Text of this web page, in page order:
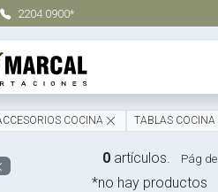
2204 0900*
COCINA TABLAS COCINA
*no hay productos
0artículos. Pág de